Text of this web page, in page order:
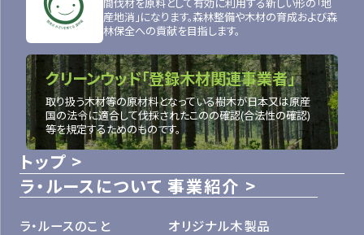
トップ
ラ・ルースについて
ラ・ルースのこと
事業紹介
オリジナル木製品
産地消」になります。森林整備や木材の育成および森
林保全への貢献を目指します。
クリーンウッド「登録木材関連事業者」
取り扱う木材等の原材料となっている樹木が日本又は原産
国の法令に適合して伐採されたこのの確認(合法性の確認)
等を規定するためのものです。